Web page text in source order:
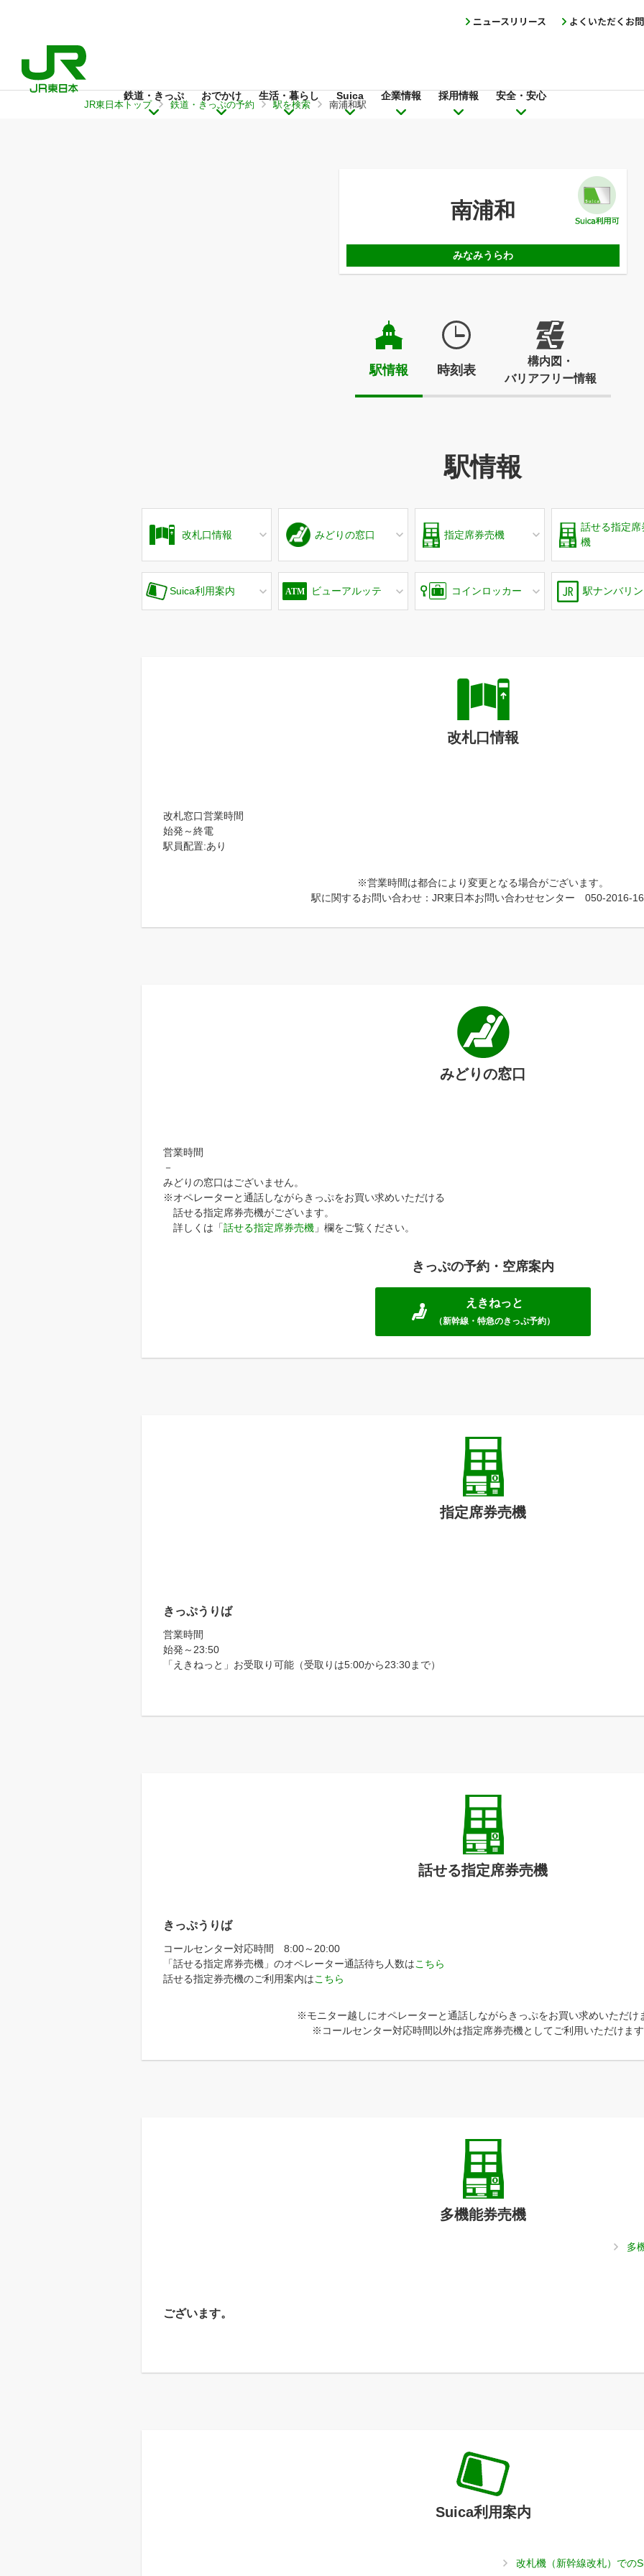
鉄道・きっぷ おでかけ 生活・暮らし Suica 企業情報 採用情報 安全・安心
よくいただくお
ニュースリリース
JR東日本トップ 鉄道・きっぷの予約 駅を検索 南浦和駅
南浦和
みなみうらわ
駅情報 時刻表
構内図・
バリアフリー情報
駅情報
改札口情報 みどりの窓口 指定席券売機
話せる指定席
機
Suica利用案内 ビューアルッテ コインロッカー 駅ナンバリ
改札口情報
改札窓口営業時間
始発～終電
駅員配置:あり
※営業時間は都合により変更となる場合がございます。
駅に関するお問い合わせ：JR東日本お問い合わせセンター 050-2016-
みどりの窓口
営業時間
－
みどりの窓口はございません。
※オペレーターと通話しながらきっぷをお買い求めいただける
話せる指定席券売機がございます。
詳しくは「話せる指定席券売機 」欄をご覧ください。
きっぷの予約・空席案内
えきねっと
（新幹線・特急のきっぷ予約）
指定席券売機
きっぷうりば
営業時間
始発～23:50
「えきねっと」お受取り可能（受取りは5:00から23:30まで）
話せる指定席券売機
きっぷうりば
コールセンター対応時間 8:00～20:00
「話せる指定席券売機」のオペレーター通話待ち人数はこちら
話せる指定券売機のご利用案内はこちら
※モニター越しにオペレーターと通話しながらきっぷをお買い求めいただけ
※コールセンター対応時間以外は指定席券売機としてご利用いただけま
多機能券売機
多
ございます。
Suica利用案内
改札機（新幹線改札）での